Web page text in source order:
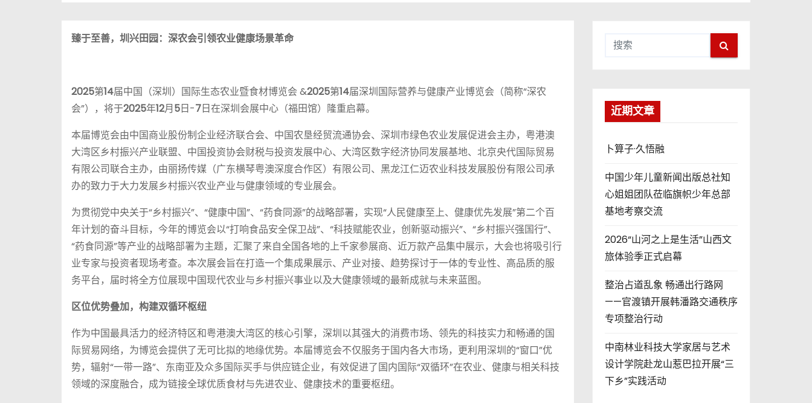
臻于至善，圳兴田园：深农会引领农业健康场景革命
2025第14届中国（深圳）国际生态农业暨食材博览会 &2025第14届深圳国际营养与健康产业博览会（简称“深农
会”），将于2025年12月5日-7日在深圳会展中心（福田馆）隆重启幕。
本届博览会由中国商业股份制企业经济联合会、中国农垦经贸流通协会、深圳市绿色农业发展促进会主办，粤港澳
大湾区乡村振兴产业联盟、中国投资协会财税与投资发展中心、大湾区数字经济协同发展基地、北京央代国际贸易
有限公司联合主办，由丽扬传媒（广东横琴粤澳深度合作区）有限公司、黑龙江仁迈农业科技发展股份有限公司承
办的致力于大力发展乡村振兴农业产业与健康领域的专业展会。
为贯彻党中央关于“乡村振兴”、“健康中国”、“药食同源”的战略部署，实现“人民健康至上、健康优先发展”第二个百
年计划的奋斗目标，今年的博览会以“打响食品安全保卫战”、“科技赋能农业，创新驱动振兴”、“乡村振兴强国行”、
“药食同源”等产业的战略部署为主题，汇聚了来自全国各地的上千家参展商、近万款产品集中展示，大会也将吸引行
业专家与投资者现场考查。本次展会旨在打造一个集成果展示、产业对接、趋势探讨于一体的专业性、高品质的服
务平台，届时将全方位展现中国现代农业与乡村振兴事业以及大健康领域的最新成就与未来蓝图。
区位优势叠加，构建双循环枢纽
作为中国最具活力的经济特区和粤港澳大湾区的核心引擎，深圳以其强大的消费市场、领先的科技实力和畅通的国
际贸易网络，为博览会提供了无可比拟的地缘优势。本届博览会不仅服务于国内各大市场，更利用深圳的“窗口”优
势，辐射“一带一路”、东南亚及众多国际买手与供应链企业，有效促进了国内国际“双循环”在农业、健康与相关科技
领域的深度融合，成为链接全球优质食材与先进农业、健康技术的重要枢纽。
近期文章
卜算子·久悟融
中国少年儿童新闻出版总社知
心姐姐团队莅临旗帜少年总部
基地考察交流
2026“山河之上是生活”山西文
旅体验季正式启幕
整治占道乱象 畅通出行路网
——官渡镇开展韩潘路交通秩序
专项整治行动
中南林业科技大学家居与艺术
设计学院赴龙山惹巴拉开展“三
下乡”实践活动